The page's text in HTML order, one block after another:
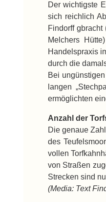
Der wichtigste
sich reichlich
Findorff
Melchers
Handelspraxis
durch die
Bei
langen
ermöglichten
Anzahl der
Die genaue
des
vollen
von Straßen
Strecken sind
(Media: Text